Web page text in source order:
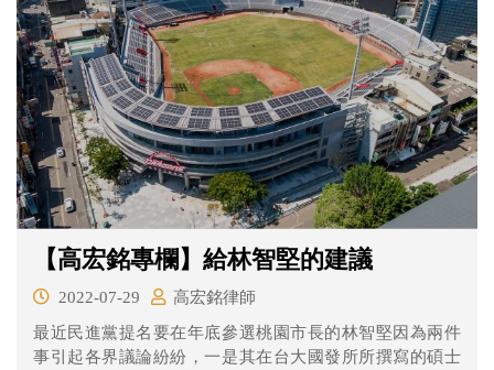
【高宏銘專欄】給林智堅的建議
2022-07-29
高宏銘律師
最近民進黨提名要在年底參選桃園市長的林智堅因為兩件
事引起各界議論紛紛，一是其在台大國發所所撰寫的碩士